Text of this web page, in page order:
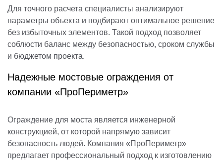
Для точного расчета специалисты анализируют
параметры объекта и подбирают оптимальное решение
без избыточных элементов. Такой подход позволяет
соблюсти баланс между безопасностью, сроком службы
и бюджетом проекта.
Надежные мостовые ограждения от
компании «ПроПериметр»
Ограждение для моста является инженерной
конструкцией, от которой напрямую зависит
безопасность людей. Компания «ПроПериметр»
предлагает профессиональный подход к изготовлению